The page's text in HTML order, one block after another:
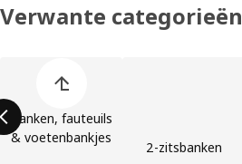
Verwante categorieën
Banken, fauteuils
& voetenbankjes
2-zitsbanken